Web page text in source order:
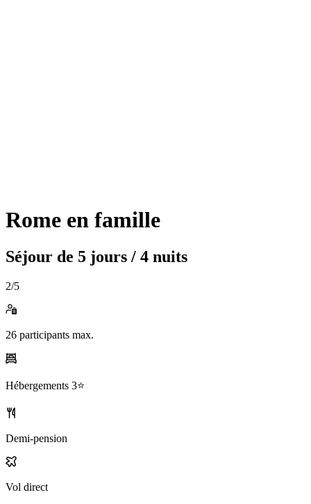
Rome en famille
Séjour de 5 jours / 4 nuits
2/5
26 participants max.
Hébergements 3⭐️
Demi-pension
Vol direct